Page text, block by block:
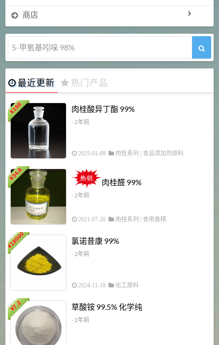
商店
5-甲氧基吲哚 98%
最近更新 热门产品
¥
198 肉桂酸异丁酯 99%
- 2年前
2025-01-09 肉桂系列 食品添加剂原料
¥
34.8
肉桂醛 99%
- 2年前
2021-07-20 肉桂系列 食用香精
¥
18000 氯诺昔康 99%
- 2年前
2024-11-18 化工原料
¥
7.2 草酸铵 99.5% 化学纯
- 2年前